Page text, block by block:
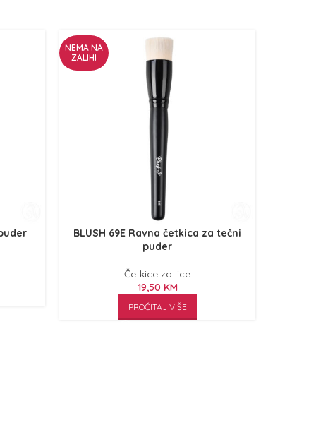
NEMA NA
ZALIHI
BLUSH 69E Ravna četkica za tečni
puder
Četkice za lice
19,50 KM
PROČITAJ VIŠE